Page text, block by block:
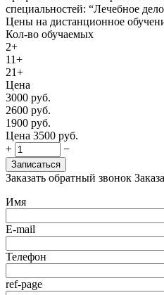
специальностей: “Лечебное
Цены на дистанционное
Кол-во обучаемых
2+
11+
21+
Цена
3000 руб.
2600 руб.
1900 руб.
Цена 3500 руб.
+
−
Записаться
Заказать обратный звонок
Имя
E-mail
Телефон
ref-page